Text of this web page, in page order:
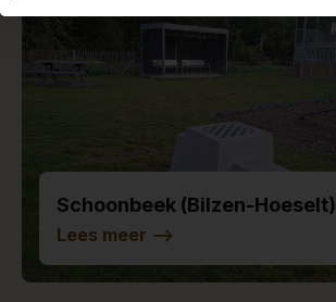
Schoonbeek (Bilzen-Hoeselt)
Lees meer -->